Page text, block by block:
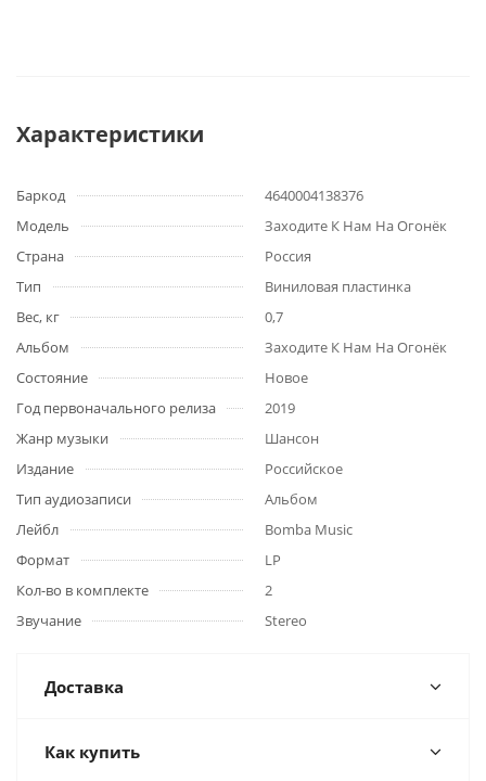
Характеристики
Баркод
4640004138376
Модель
Заходите К Нам На Огонёк
Страна
Россия
Тип
Виниловая пластинка
Вес, кг
0,7
Альбом
Заходите К Нам На Огонёк
Состояние
Новое
Год первоначального релиза
2019
Жанр музыки
Шансон
Издание
Российское
Тип аудиозаписи
Альбом
Лейбл
Bomba Music
Формат
LP
Кол-во в комплекте
2
Звучание
Stereo
Доставка
Как купить